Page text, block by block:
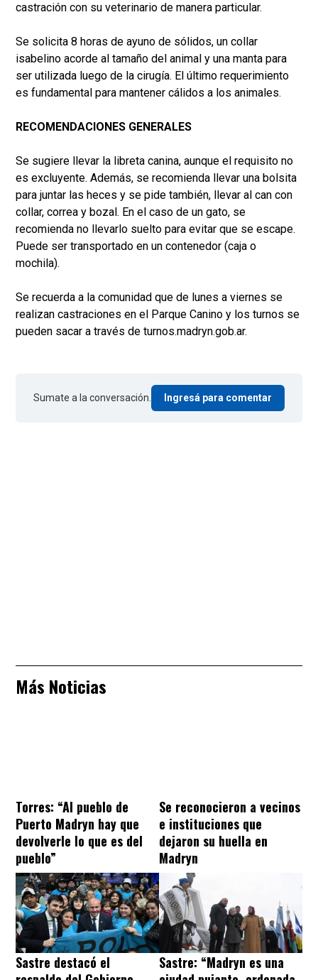
castración con su veterinario de manera particular.
Se solicita 8 horas de ayuno de sólidos, un collar
isabelino acorde al tamaño del animal y una manta para
ser utilizada luego de la cirugía. El último requerimiento
es fundamental para mantener cálidos a los animales.
RECOMENDACIONES GENERALES
Se sugiere llevar la libreta canina, aunque el requisito no
es excluyente. Además, se recomienda llevar una bolsita
para juntar las heces y se pide también, llevar al can con
collar, correa y bozal. En el caso de un gato, se
recomienda no llevarlo suelto para evitar que se escape.
Puede ser transportado en un contenedor (caja o
mochila).
Se recuerda a la comunidad que de lunes a viernes se
realizan castraciones en el Parque Canino y los turnos se
pueden sacar a través de turnos.madryn.gob.ar.
Sumate a la conversación. Ingresá para comentar
Más Noticias
Torres: “Al pueblo de
Puerto Madryn hay que
devolverle lo que es del
pueblo”
Se reconocieron a vecinos
e instituciones que
dejaron su huella en
Madryn
Sastre destacó el
Sastre: “Madryn es una